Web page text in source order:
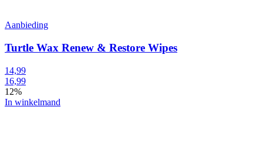
Aanbieding
Turtle Wax Renew & Restore Wipes
14,99
16,99
12%
In winkelmand